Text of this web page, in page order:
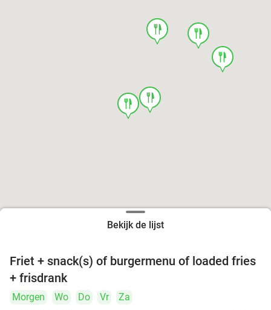
food
food
food
food
food
food
food
Bekijk de lijst
39%
Friet + snack(s) of burgermenu of loaded fries
+ frisdrank
Morgen Wo Do Vr
Za